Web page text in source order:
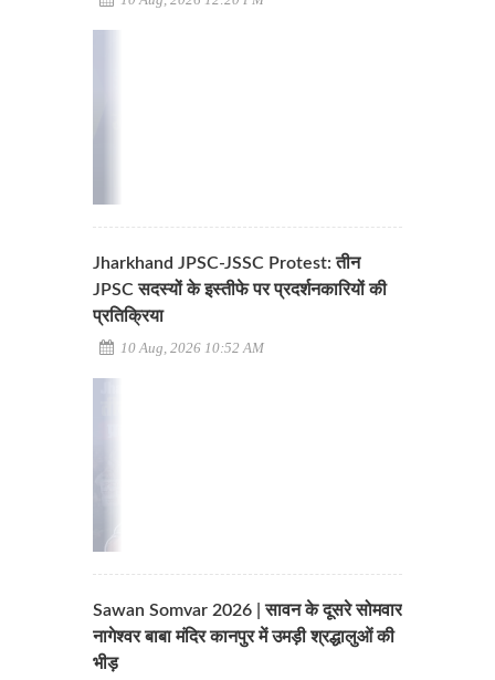
Jharkhand JPSC-JSSC Protest: तीन
JPSC सदस्यों के इस्तीफे पर प्रदर्शनकारियों की
प्रतिक्रिया
10 Aug, 2026 10:52 AM
Sawan Somvar 2026 | सावन के दूसरे सोमवार
नागेश्वर बाबा मंदिर कानपुर में उमड़ी श्रद्धालुओं की
भीड़